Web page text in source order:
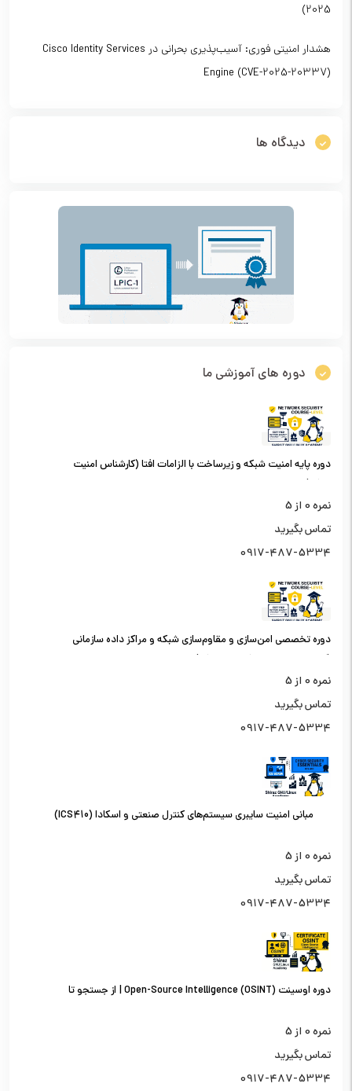
2025)
هشدار امنیتی فوری: آسیب‌پذیری بحرانی در Cisco Identity Services
Engine (CVE-2025-20337)
دیدگاه ها
دوره های آموزشی ما
دوره پایه امنیت شبکه و زیرساخت با الزامات افتا (کارشناس امنیت
نمره0 از 5
تماس بگیرید
0917-487-5334
دوره تخصصی امن‌سازی و مقاوم‌سازی شبکه و مراکز داده سازمانی
نمره0 از 5
تماس بگیرید
0917-487-5334
مبانی امنیت سایبری سیستم‌های کنترل صنعتی و اسکادا (ICS410)
نمره0 از 5
تماس بگیرید
0917-487-5334
دوره اوسینت (OSINT) Open-Source Intelligence | از جستجو تا
نمره0 از 5
تماس بگیرید
0917-487-5334